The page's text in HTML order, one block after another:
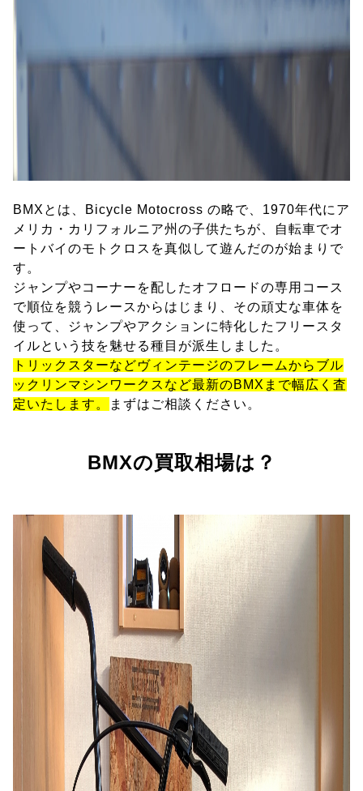
BMXとは、Bicycle Motocross の略で、1970年代にア
メリカ・カリフォルニア州の子供たちが、自転車でオ
ートバイのモトクロスを真似して遊んだのが始まりで
す。
ジャンプやコーナーを配したオフロードの専用コース
で順位を競うレースからはじまり、その頑丈な車体を
使って、ジャンプやアクションに特化したフリースタ
イルという技を魅せる種目が派生しました。
トリックスターなどヴィンテージのフレームからブル
ックリンマシンワークスなど最新のBMXまで幅広く査
定いたします。
まずはご相談ください。
BMXの買取相場は？